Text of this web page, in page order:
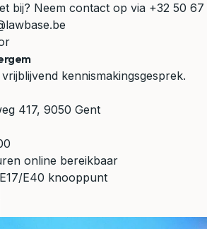
bij? Neem contact op via +32 50 67
kennismakingsgesprek.
417, 9050 Gent
online bereikbaar
E40 knooppunt